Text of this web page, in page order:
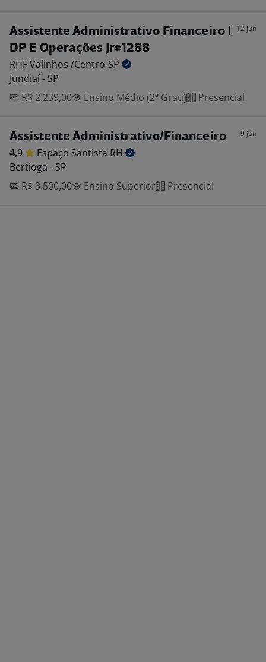
Assistente Administrativo Financeiro |
DP E Operações Jr#1288
12 jun
RHF Valinhos /Centro-SP
Jundiaí - SP
R$ 2.239,00
Ensino Médio (2º Grau) Presencial
Assistente Administrativo/Financeiro 9 jun
4,9 Espaço Santista RH
Bertioga - SP
R$ 3.500,00
Ensino Superior Presencial